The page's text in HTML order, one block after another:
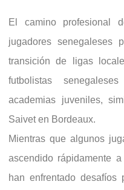
El camino profesional
jugadores senegaleses
transición de ligas
futbolistas
academias juveniles,
Saivet en Bordeaux.
Mientras que algunos
ascendido rápidamente
han enfrentado